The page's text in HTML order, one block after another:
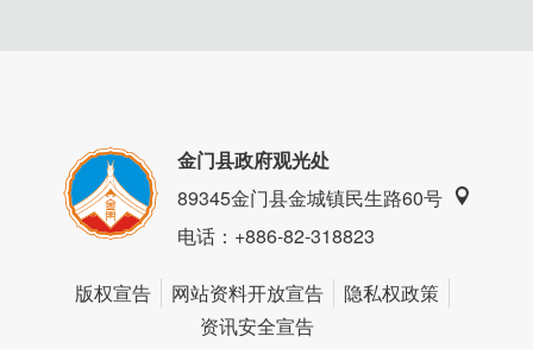
级干贝份量，海鱼及虾米，真材实料不虚假，看的到的食
材，口口满满海味，饱满鲜甜滋味。
金门县政府观光处
89345金门县金城镇民生路60号
电话：+886-82-318823
版权宣告 网站资料开放宣告
隐私权政策
资讯安全宣告